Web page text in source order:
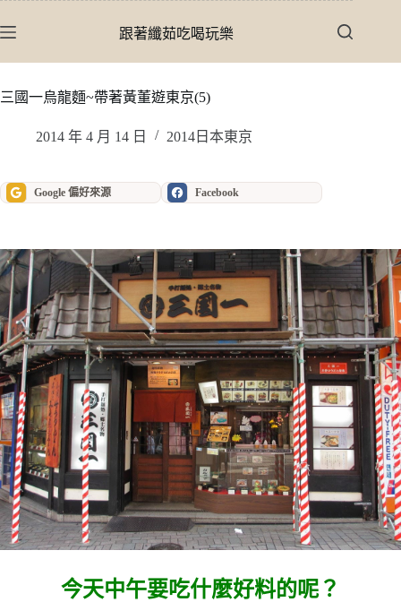
至
內
跟著纖茹吃喝玩樂
三國一烏龍麵~帶著黃董遊東京(5)
2014 年 4 月 14 日 2014日本東京
Google 偏好來源 Facebook
今天中午要吃什麼好料的呢？